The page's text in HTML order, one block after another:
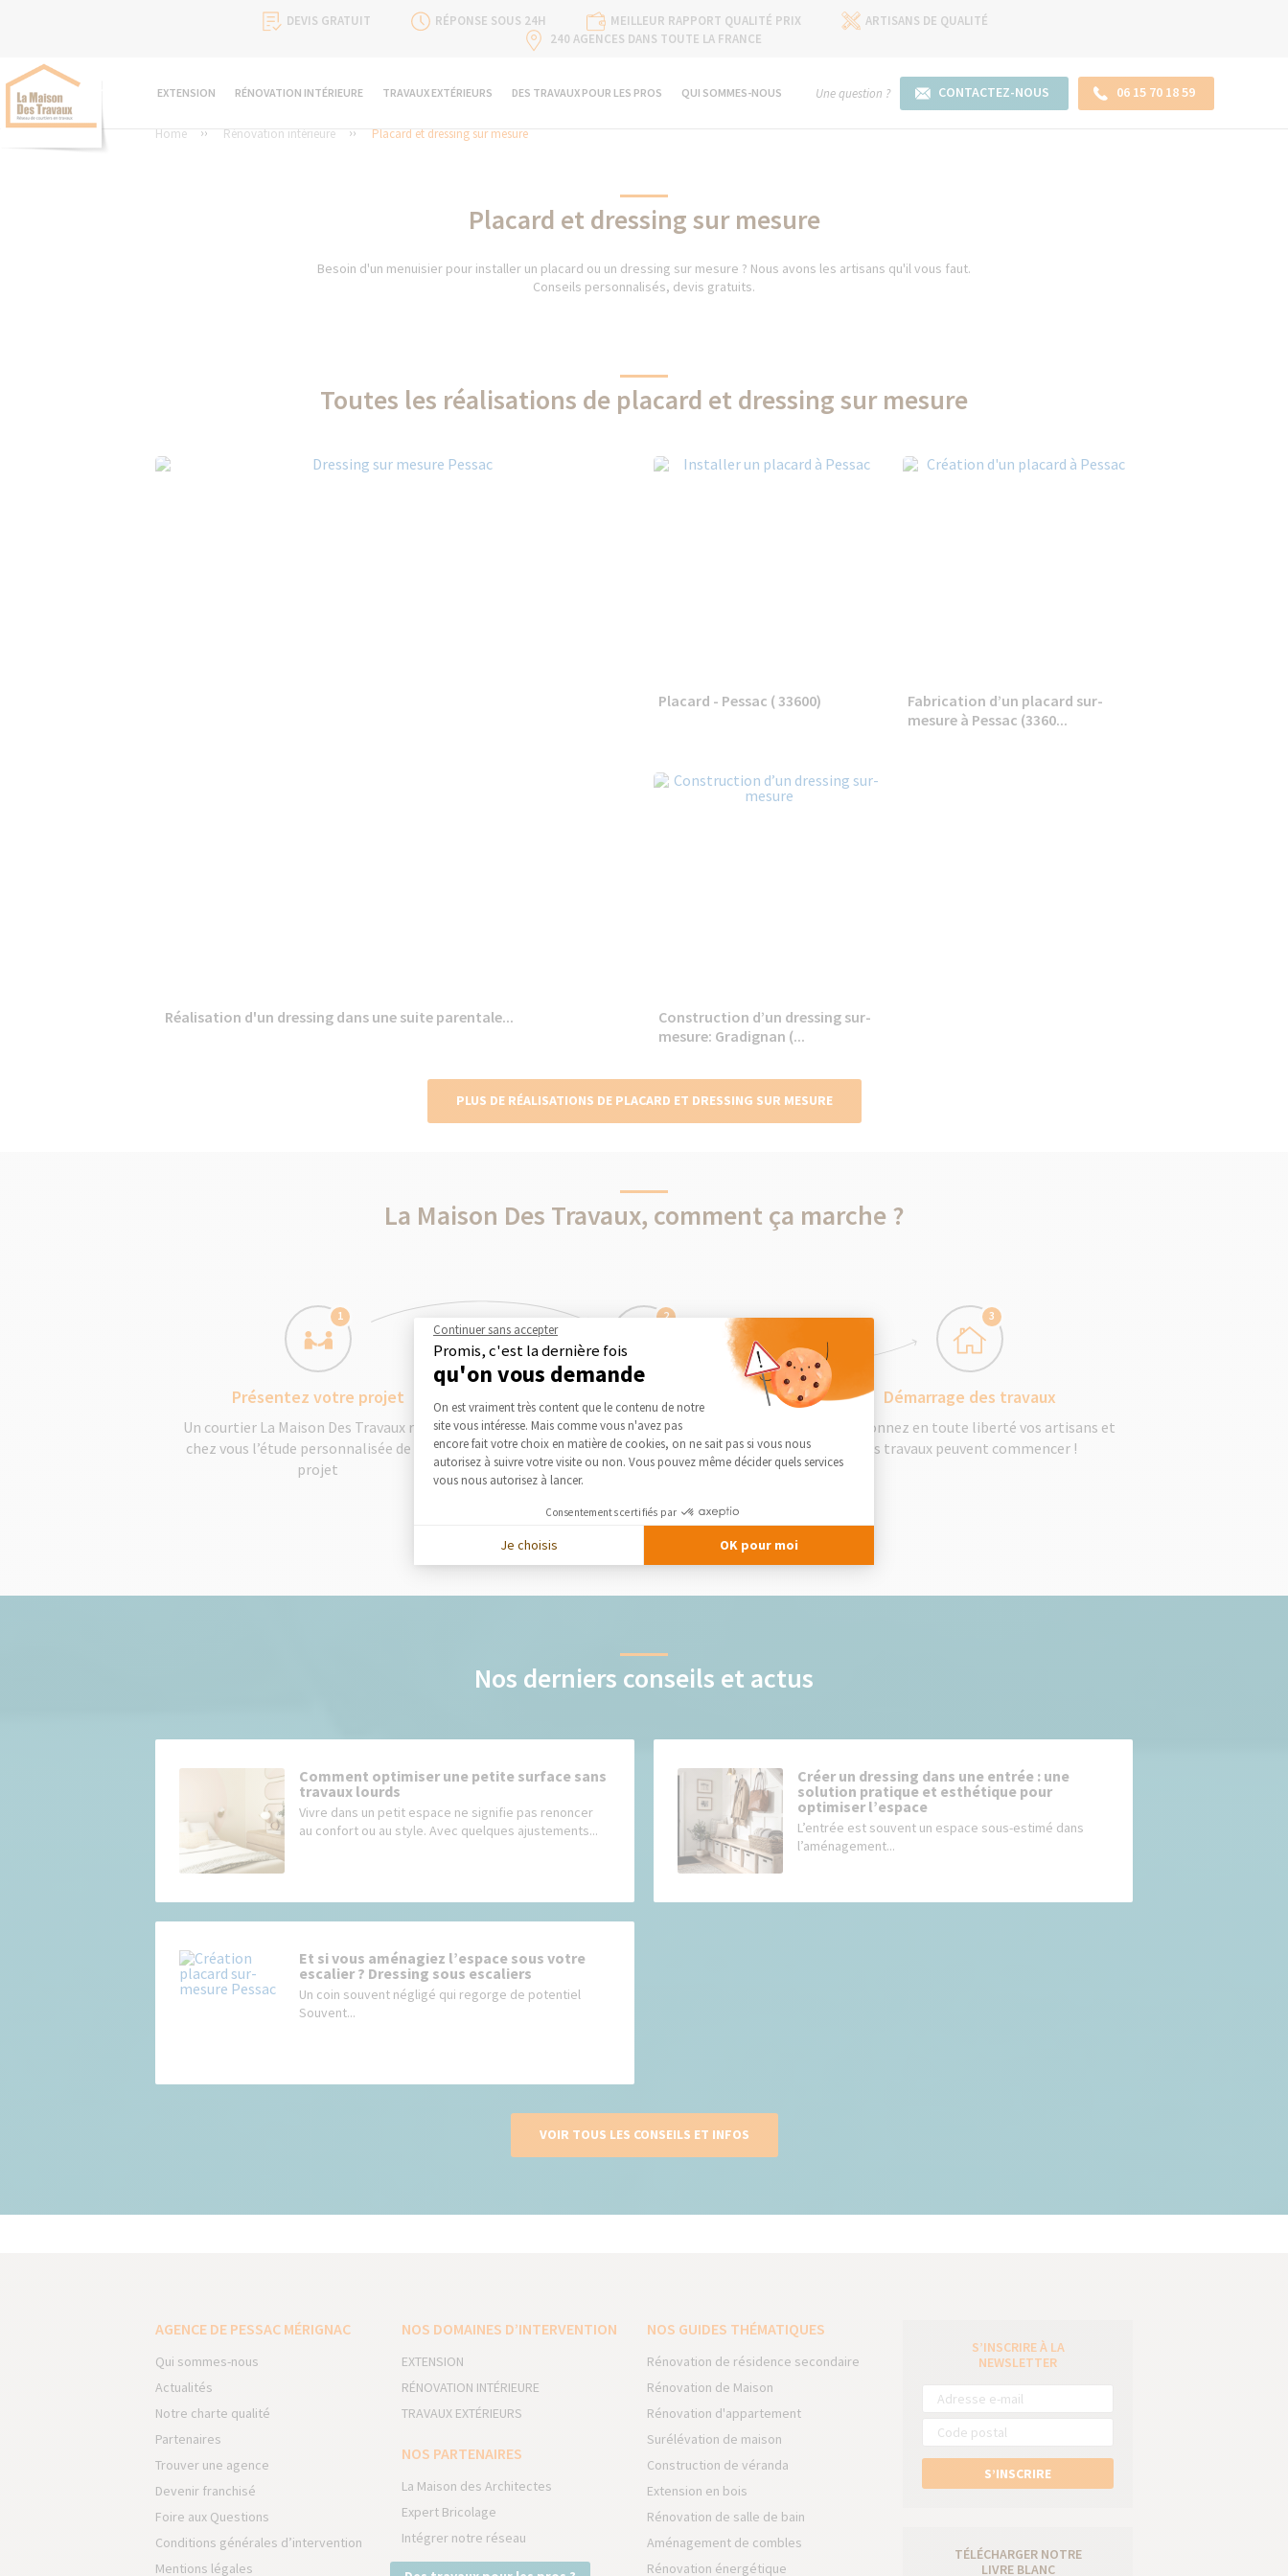
DEVIS GRATUIT RÉPONSE SOUS 24H MEILLEUR RAPPORT QUALITÉ PRIX
ARTISANS DE QUALITÉ
240 AGENCES DANS TOUTE LA FRANCE
EXTENSION RÉNOVATION INTÉRIEURE TRAVAUX EXTÉRIEURS DES TRAVAUX POUR LES PROS QUI SOMMES-NOUS Une question ? CONTACTEZ-NOUS 06 15 70 18 59
Home Rénovation intérieure Placard et dressing sur mesure
Placard et dressing sur mesure
Besoin d'un menuisier pour installer un placard ou un dressing sur mesure ? Nous avons les artisans qu'il vous faut.
Conseils personnalisés, devis gratuits.
Toutes les réalisations de placard et dressing sur mesure
Réalisation d'un dressing dans une suite parentale...
Placard - Pessac ( 33600)
Fabrication d’un placard sur-
mesure à Pessac (3360...
Construction d’un dressing sur-
mesure: Gradignan (...
PLUS DE RÉALISATIONS DE PLACARD ET DRESSING SUR MESURE
La Maison Des Travaux, comment ça marche ?
1
Présentez votre projet
Un courtier La Maison Des Travaux réalise
chez vous l’étude personnalisée de votre
projet
2
Obtenez des devis gratuits
Le courtier vous présente gratuitement et
sans engagement les devis des artisans qu’il
a séléctionnés pour votre projet
3
Démarrage des travaux
Séléctionnez en toute liberté vos artisans et
les travaux peuvent commencer !
Nos derniers conseils et actus
Comment optimiser une petite surface sans
travaux lourds
Vivre dans un petit espace ne signifie pas renoncer
au confort ou au style. Avec quelques ajustements...
Créer un dressing dans une entrée : une
solution pratique et esthétique pour
optimiser l’espace
L’entrée est souvent un espace sous-estimé dans
l’aménagement...
Et si vous aménagiez l’espace sous votre
escalier ? Dressing sous escaliers
Un coin souvent négligé qui regorge de potentiel
Souvent...
VOIR TOUS LES CONSEILS ET INFOS
AGENCE DE PESSAC MÉRIGNAC
Qui sommes-nous
Actualités
Notre charte qualité
Partenaires
Trouver une agence
Devenir franchisé
Foire aux Questions
Conditions générales d’intervention
Mentions légales
NOS DOMAINES D’INTERVENTION
EXTENSION
RÉNOVATION INTÉRIEURE
TRAVAUX EXTÉRIEURS
NOS PARTENAIRES
La Maison des Architectes
Expert Bricolage
Intégrer notre réseau
NOS GUIDES THÉMATIQUES
Rénovation de résidence secondaire
Rénovation de Maison
Rénovation d'appartement
Surélévation de maison
Construction de véranda
Extension en bois
Rénovation de salle de bain
Aménagement de combles
Rénovation énergétique
S’INSCRIRE À LA
NEWSLETTER
S’INSCRIRE
TÉLÉCHARGER NOTRE
LIVRE BLANC
Continuer sans accepter
Promis, c'est la dernière fois
qu'on vous demande
Plateforme de Gestion du Consentement : Personnalisez vos Options
On est vraiment très content que le contenu de notre
site vous intéresse. Mais comme vous n'avez pas
encore fait votre choix en matière de cookies, on ne sait pas si vous nous
autorisez à suivre votre visite ou non. Vous pouvez même décider quels services
vous nous autorisez à lancer.
Consentements certifiés par
Je choisis OK pour moi
Axeptio consent